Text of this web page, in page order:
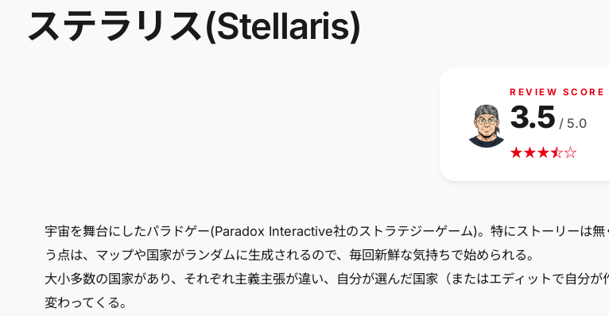
ステラリス(Stellaris)
REVIEW SCORE
★★★☆
★☆
3.5 / 5.0
宇宙を舞台にしたパラドゲー(Paradox Interactive社のストラテジーゲーム)。特にストーリーは
う点は、マップや国家がランダムに生成されるので、毎回新鮮な気持ちで始められる。
大小多数の国家があり、それぞれ主義主張が違い、自分が選んだ国家（またはエディットで自分
変わってくる。